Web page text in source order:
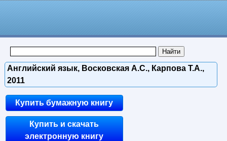
Английский язык, Восковская А.С., Карпова Т.А.,
2011
Купить бумажную книгу
Купить и скачать
электронную книгу